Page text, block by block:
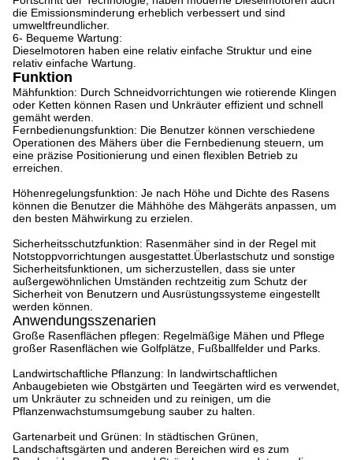
die Emissionsminderung erheblich verbessert und sind
umweltfreundlicher.
6- Bequeme Wartung:
Dieselmotoren haben eine relativ einfache Struktur und eine
relativ einfache Wartung.
Funktion
Mähfunktion: Durch Schneidvorrichtungen wie rotierende Klingen
oder Ketten können Rasen und Unkräuter effizient und schnell
gemäht werden.
Fernbedienungsfunktion: Die Benutzer können verschiedene
Operationen des Mähers über die Fernbedienung steuern, um
eine präzise Positionierung und einen flexiblen Betrieb zu
erreichen.
Höhenregelungsfunktion: Je nach Höhe und Dichte des Rasens
können die Benutzer die Mähhöhe des Mähgeräts anpassen, um
den besten Mähwirkung zu erzielen.
Sicherheitsschutzfunktion: Rasenmäher sind in der Regel mit
Notstoppvorrichtungen ausgestattet.Überlastschutz und sonstige
Sicherheitsfunktionen, um sicherzustellen, dass sie unter
außergewöhnlichen Umständen rechtzeitig zum Schutz der
Sicherheit von Benutzern und Ausrüstungssysteme eingestellt
werden können.
Anwendungsszenarien
Große Rasenflächen pflegen: Regelmäßige Mähen und Pflege
großer Rasenflächen wie Golfplätze, Fußballfelder und Parks.
Landwirtschaftliche Pflanzung: In landwirtschaftlichen
Anbaugebieten wie Obstgärten und Teegärten wird es verwendet,
um Unkräuter zu schneiden und zu reinigen, um die
Pflanzenwachstumsumgebung sauber zu halten.
Gartenarbeit und Grünen: In städtischen Grünen,
Landschaftsgärten und anderen Bereichen wird es zum